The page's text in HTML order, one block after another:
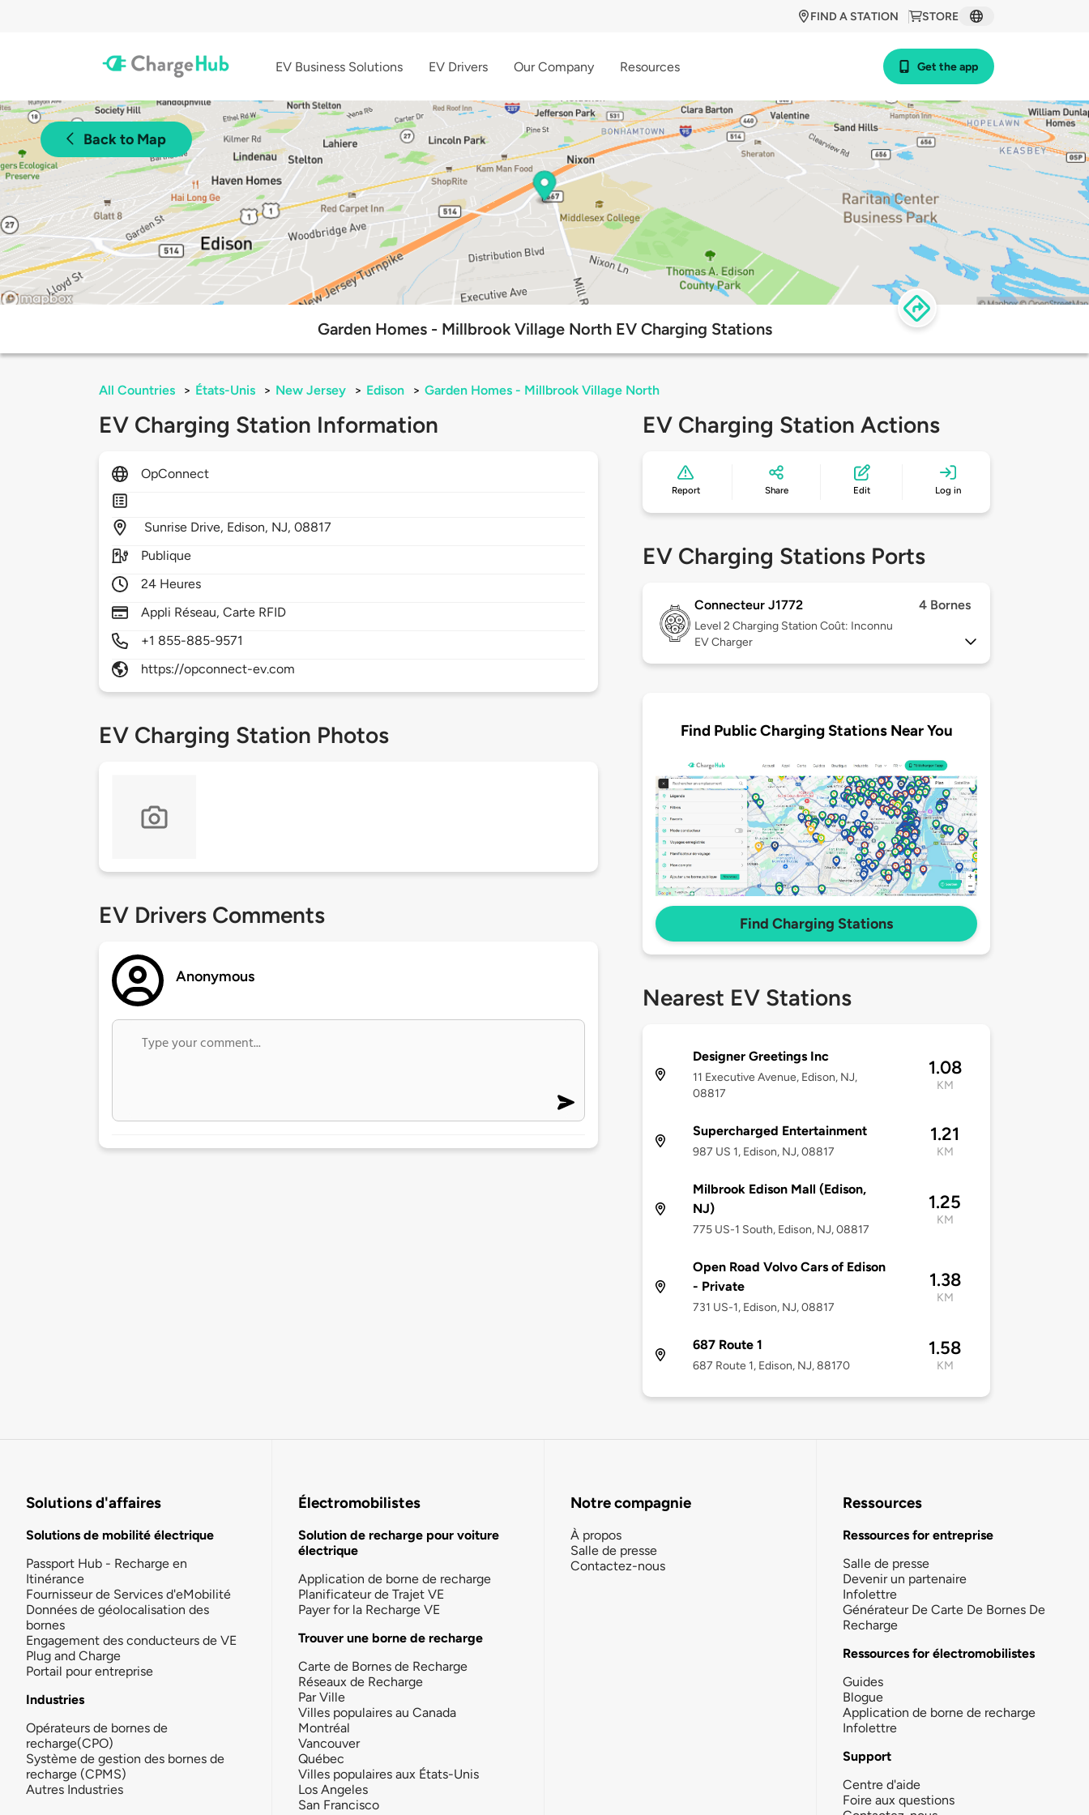
STORE
FIND A STATION
EV Business Solutions EV Drivers Our Company Resources Get the app
Back to Map
Garden Homes - Millbrook Village North EV Charging Stations
All Countries > États-Unis > New Jersey > Edison > Garden Homes - Millbrook Village North
EV Charging Station Information
OpConnect
Sunrise Drive, Edison, NJ,08817
Publique
24 Heures
Appli Réseau, Carte RFID
+1 855-885-9571
https://opconnect-ev.com
EV Charging Station Photos
EV Drivers Comments
Anonymous
EV Charging Station Actions
Report Share Edit Log in
EV Charging Stations Ports
Connecteur J1772 4 Bornes
Level 2 Charging Station Coût: Inconnu
EV Charger
Find Public Charging Stations Near You
Find Charging Stations
Nearest EV Stations
Designer Greetings Inc
11 Executive Avenue, Edison, NJ,
08817
1.08
KM
Supercharged Entertainment
987 US 1, Edison, NJ, 08817
1.21
KM
Milbrook Edison Mall (Edison,
NJ)
775 US-1 South, Edison, NJ, 08817
1.25
KM
Open Road Volvo Cars of Edison
- Private
731 US-1, Edison, NJ, 08817
1.38
KM
687 Route 1
687 Route 1, Edison, NJ, 88170
1.58
KM
Solutions d'affaires
Solutions de mobilité électrique
Passport Hub - Recharge en
Itinérance
Fournisseur de Services d'eMobilité
Données de géolocalisation des
bornes
Engagement des conducteurs de VE
Plug and Charge
Portail pour entreprise
Industries
Opérateurs de bornes de
recharge(CPO)
Système de gestion des bornes de
recharge (CPMS)
Autres Industries
Électromobilistes
Solution de recharge pour voiture
électrique
Application de borne de recharge
Planificateur de Trajet VE
Payer for la Recharge VE
Trouver une borne de recharge
Carte de Bornes de Recharge
Réseaux de Recharge
Par Ville
Villes populaires au Canada
Montréal
Vancouver
Québec
Villes populaires aux États-Unis
Los Angeles
San Francisco
Notre compagnie
À propos
Salle de presse
Contactez-nous
Ressources
Ressources for entreprise
Salle de presse
Devenir un partenaire
Infolettre
Générateur De Carte De Bornes De
Recharge
Ressources for électromobilistes
Guides
Blogue
Application de borne de recharge
Infolettre
Support
Centre d'aide
Foire aux questions